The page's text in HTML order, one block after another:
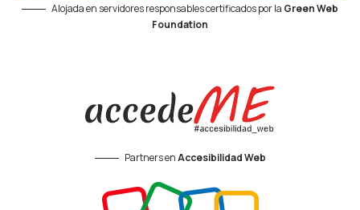
Alojada en servidores responsables certificados por la Green Web
Foundation
Partners enAccesibilidad Web